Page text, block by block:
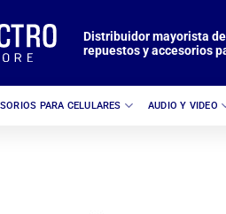
Distribuidor mayorista de
repuestos y accesorios
PARA CELULARES AUDIO Y VIDEO